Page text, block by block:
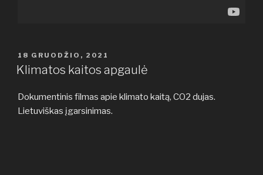
PASKELBTA
18 GRUODŽIO, 2021
Klimatos kaitos apgaulė
Dokumentinis filmas apie klimato kaitą, CO2 dujas.
Lietuviškas įgarsinimas.